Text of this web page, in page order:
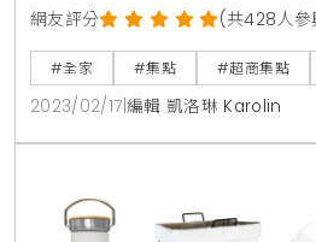
可愛全家、皮克斯「熊抱哥集點
2023/2/22~2023/4/4加價購品項
400點+949元、2000點+799元
點+1980元3、熊抱哥按摩搥
+149元4、熊抱哥MEA公仔成套
+1999元
網友評分 (共428人參
#全家 #集點 #超商集點
2023/02/17 編輯 凱洛琳 Karolin